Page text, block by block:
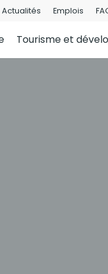
Actualités Emplois
Tourisme et